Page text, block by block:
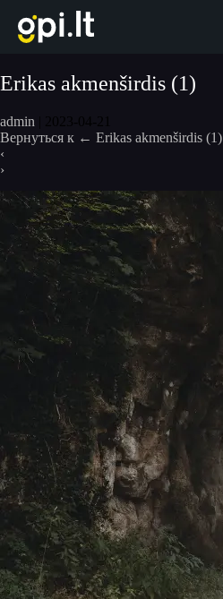
содержимому
Erikas akmenširdis (1)
admin
Вернуться к ← Erikas akmenširdis (1)
‹
›